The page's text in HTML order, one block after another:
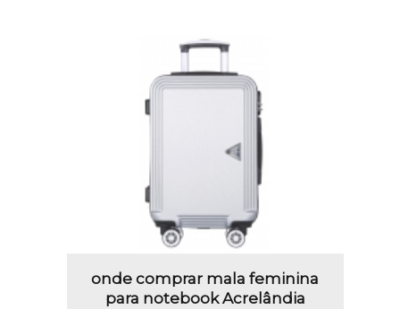
onde comprar mala feminina
para notebook Acrelândia